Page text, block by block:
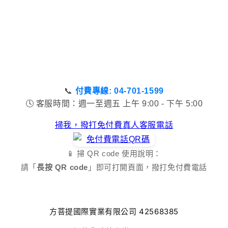
📞 付費專線: 04-701-1599
🕓 客服時間：週一至週五 上午 9:00 - 下午 5:00
掃我，撥打免付費真人客服電話
📱 掃 QR code 使用說明：
請「長按 QR code 」即可打開頁面，撥打免付費電話
方菩提國際實業有限公司 42568385